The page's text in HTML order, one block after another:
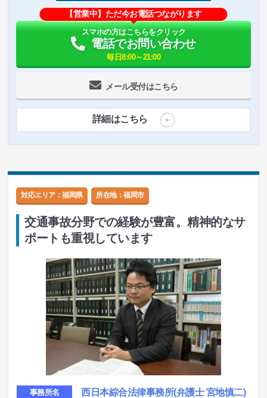
メール受付はこちら
【営業中】ただ今お電話つながります
スマホの方はこちらをクリック
電話でお問い合わせ
毎日8:00～21:00
詳細はこちら
対応エリア：福岡県 所在地： 福岡市
交通事故分野での経験が豊富。精神的なサ
ポートも重視しています
事務所名 西日本綜合法律事務所(弁護士 宮地慎二)